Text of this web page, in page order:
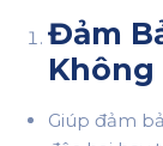
Đảm
Không
Giúp đảm